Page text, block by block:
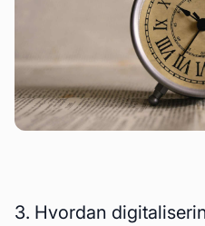
3. Hvordan